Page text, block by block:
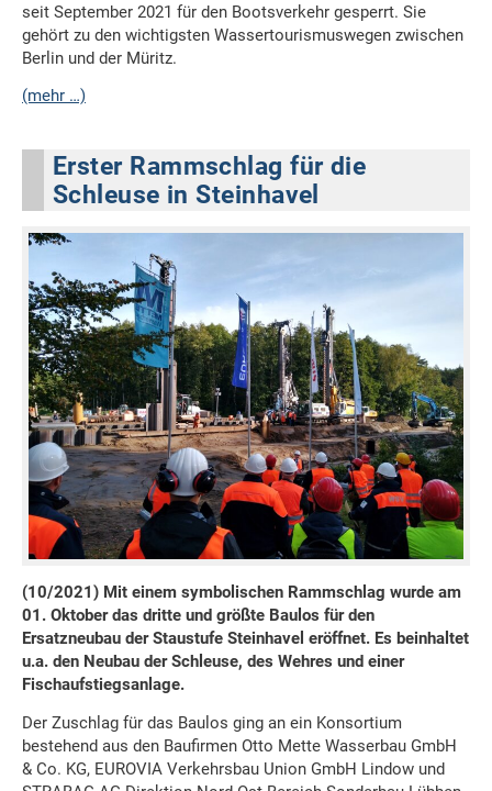
seit September 2021 für den Bootsverkehr gesperrt. Sie
gehört zu den wichtigsten Wassertourismuswegen zwischen
Berlin und der Müritz.
(mehr …)
Erster Rammschlag für die
Schleuse in Steinhavel
(10/2021) Mit einem symbolischen Rammschlag wurde am
01. Oktober das dritte und größte Baulos für den
Ersatzneubau der Staustufe Steinhavel eröffnet. Es beinhaltet
u.a. den Neubau der Schleuse, des Wehres und einer
Fischaufstiegsanlage.
Der Zuschlag für das Baulos ging an ein Konsortium
bestehend aus den Baufirmen Otto Mette Wasserbau GmbH
& Co. KG, EUROVIA Verkehrsbau Union GmbH Lindow und